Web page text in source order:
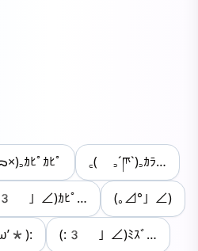
ｶﾋﾟｶﾋﾟ ꜀( ꜆´ཫ`)꜆ｶﾗ…
」∠)ｶﾋﾟ… (｡⊿°」∠)
(:3 」∠)ﾐｽﾞ…